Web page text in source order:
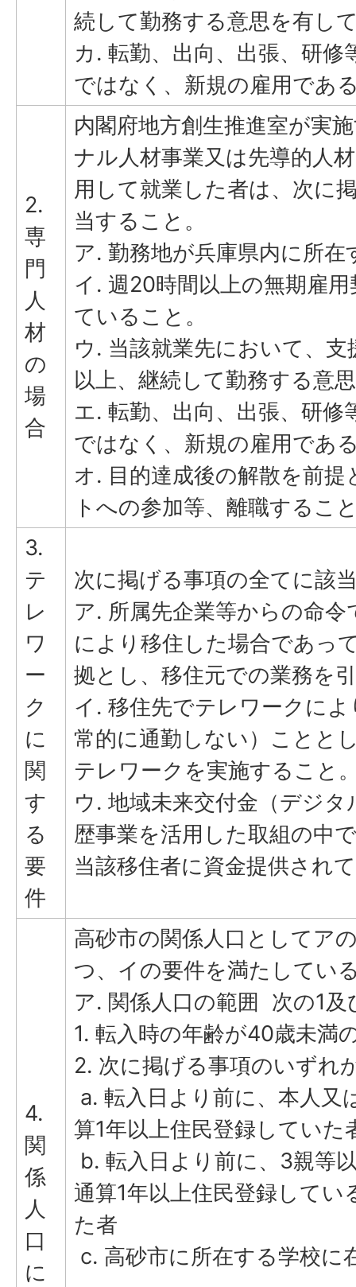
続して勤務する意思を有し
カ. 転勤、出向、出張、研
ではなく、新規の雇用であ
2.
専
門
人
材
の
場
合
内閣府地方創生推進室が実
ナル人材事業又は先導的人
用して就業した者は、次に
当すること。
ア. 勤務地が兵庫県内に所在
イ. 週20時間以上の無期雇
ていること。
ウ. 当該就業先において、
以上、継続して勤務する意
エ. 転勤、出向、出張、研
ではなく、新規の雇用であ
オ. 目的達成後の解散を前
トへの参加等、離職するこ
3.
テ
レ
ワ
ー
ク
に
関
す
る
要
件
次に掲げる事項の全てに該
ア. 所属先企業等からの命
により移住した場合であっ
拠とし、移住元での業務を
イ. 移住先でテレワークに
常的に通勤しない）ことと
テレワークを実施すること
ウ. 地域未来交付金（デジ
歴事業を活用した取組の中
当該移住者に資金提供され
4.
関
係
人
口
に
高砂市の関係人口としてア
つ、イの要件を満たしてい
ア. 関係人口の範囲 次の1
1. 転入時の年齢が40歳未満
2. 次に掲げる事項のいずれ
a. 転入日より前に、本人又
算1年以上住民登録していた
b. 転入日より前に、3親等
通算1年以上住民登録して
た者
​​​​c. 高砂市に所在する学校に